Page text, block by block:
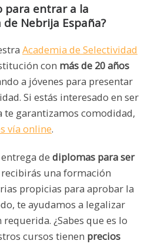
para entrar a la
Nebrija España?
Academia de Selectividad
con más de 20 años
a jóvenes para presentar
Si estás interesado en ser
te garantizamos comodidad,
vía online.
de diplomas para ser
una formación
propicias para aprobar la
te ayudamos a legalizar
¿Sabes que es lo
cursos tienen precios